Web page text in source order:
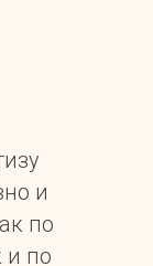
и
по
и по